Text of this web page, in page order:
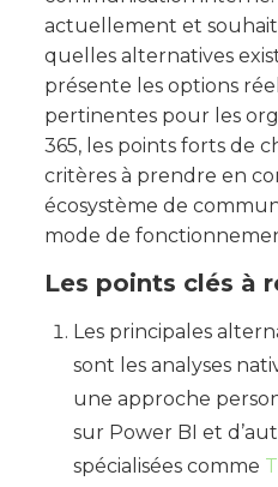
actuellement et
quelles alternatives
présente les options
pertinentes pour les
365, les points forts de
critères à prendre en
écosystème de
mode de
Les points clés à
Les principales
sont les analyses
une approche
sur Power BI et
spécialisées comme